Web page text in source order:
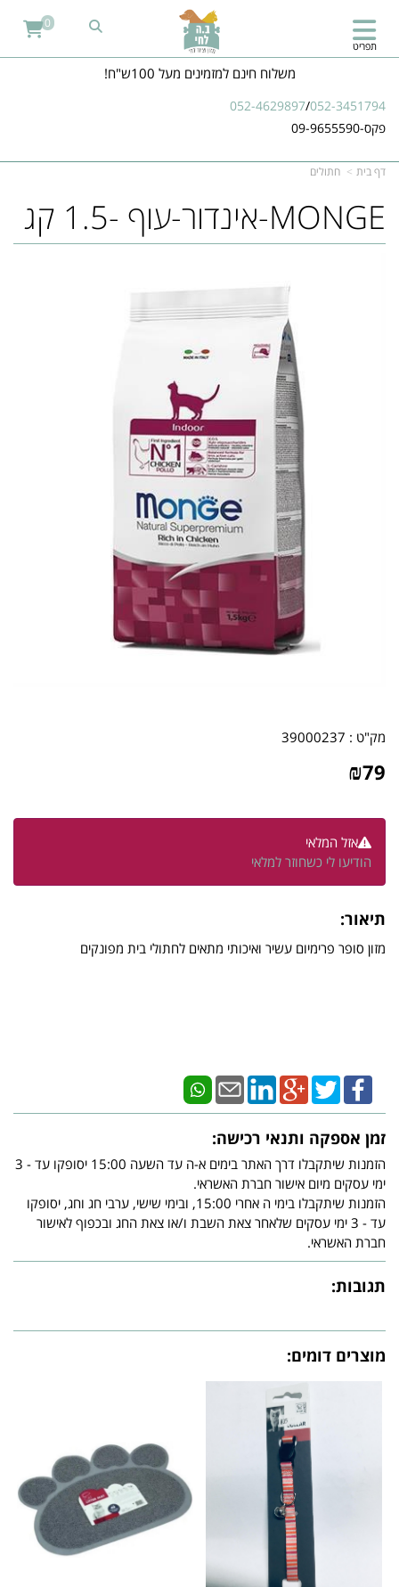
משלוח חינם למזמינים מעל 100ש"ח!
052-4629897/052-3451794
פקס-09-9655590
תפריט
0
דף בית חתולים
MONGE-אינדור-עוף -1.5 קג
מק"ט : 39000237
₪79
אזל המלאי
הודיעו לי כשחוזר למלאי
תיאור:
מזון סופר פרימיום עשיר ואיכותי מתאים לחתולי בית מפונקים
זמן אספקה ותנאי רכישה:
הזמנות שיתקבלו דרך האתר בימים א-ה עד השעה 15:00 יסופקו עד - 3
ימי עסקים מיום אישור חברת האשראי.
הזמנות שיתקבלו בימי ה אחרי 15:00, ובימי שישי, ערבי חג וחג, יסופקו
עד - 3 ימי עסקים שלאחר צאת השבת ו/או צאת החג ובכפוף לאישור
חברת האשראי.
תגובות:
מוצרים דומים: